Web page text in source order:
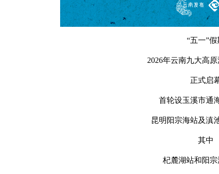
“五一”假
2026年云南九大高
正式启
首轮设玉溪市通
昆明阳宗海站及滇
其中
杞麓湖站和阳